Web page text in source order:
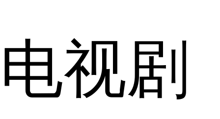
电视剧